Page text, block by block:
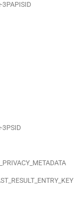
3PAPISID
3PSID